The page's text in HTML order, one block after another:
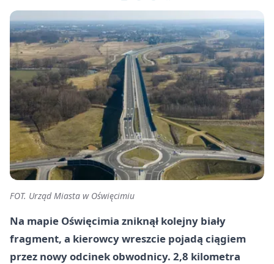
FOT. Urząd Miasta w Oświęcimiu
Na mapie Oświęcimia zniknął kolejny biały
fragment, a kierowcy wreszcie pojadą ciągiem
przez nowy odcinek obwodnicy. 2,8 kilometra